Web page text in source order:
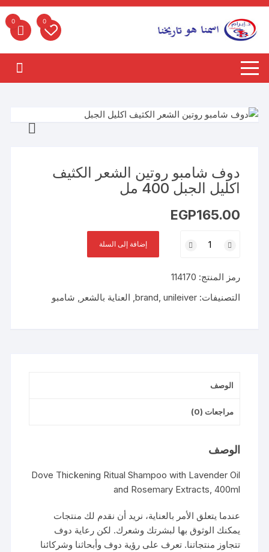
التجاوز
المحتوى
0
0
دوف شامبو روتين الشعر الكثيف
اكليل الجبل 400 مل
EGP165.00
دوف
روتين
الشعر
إضافة إلى السلة
رمز المنتج: 114170
التصنيفات:
brand, unileiver
, العناية بالشعر , شامبو
الوصف
مراجعات (0)
الوصف
Dove Thickening Ritual Shampoo with Lavender Oil
and Rosemary Extracts, 400ml
عندما يتعلق الأمر بالعناية، نريد أن نقدم لك منتجات
يمكنك الوثوق بها لبشرتك وشعرك. لكن رعاية دوف
تتجاوز منتجاتنا. تعرف على رؤية دوف وأبحاثنا وشركائنا